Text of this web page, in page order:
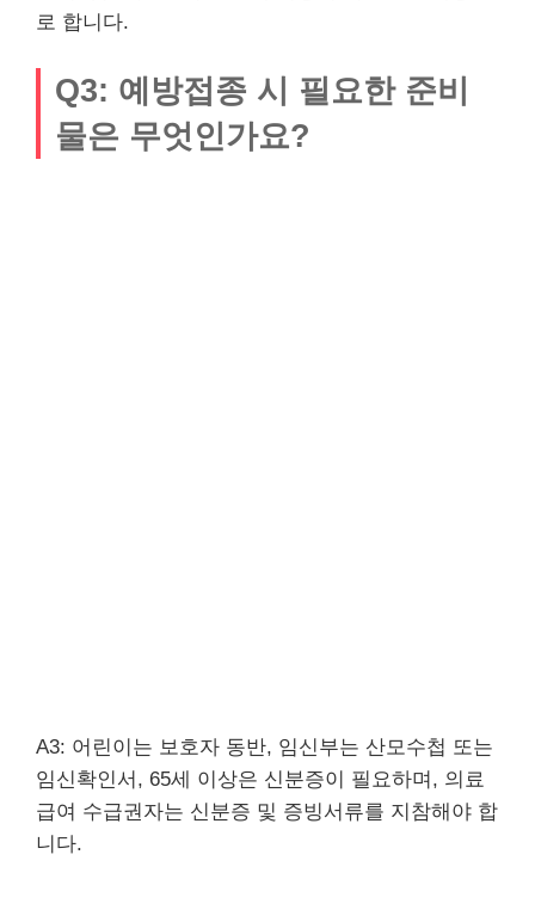
로 합니다.
Q3: 예방접종 시 필요한 준비
물은 무엇인가요?
A3: 어린이는 보호자 동반, 임신부는 산모수첩 또는
임신확인서, 65세 이상은 신분증이 필요하며, 의료
급여 수급권자는 신분증 및 증빙서류를 지참해야 합
니다.